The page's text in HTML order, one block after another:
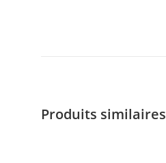
Produits similaires